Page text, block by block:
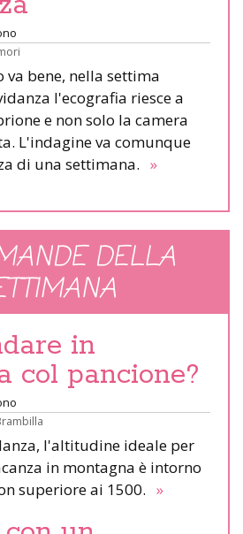
va bene, nella settima
l'ecografia riesce a
e non solo la camera
L'indagine va comunque
di una settimana. »
DELLA
in
col pancione?
l'altitudine ideale per
in montagna è intorno
superiore ai 1500. »